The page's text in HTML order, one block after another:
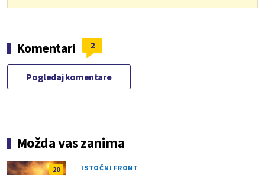
Komentari 2
Pogledaj komentare
Možda vas zanima
20 ISTOČNI FRONT